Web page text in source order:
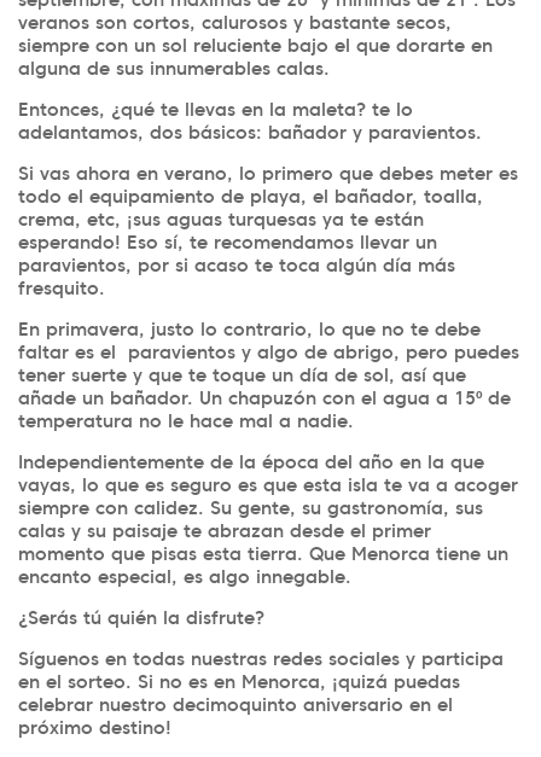
veranos son cortos, calurosos y bastante secos,
siempre con un sol reluciente bajo el que dorarte en
alguna de sus innumerables calas.
Entonces, ¿qué te llevas en la maleta? te lo
adelantamos, dos básicos: bañador y paravientos.
Si vas ahora en verano, lo primero que debes meter es
todo el equipamiento de playa, el bañador, toalla,
crema, etc, ¡sus aguas turquesas ya te están
esperando! Eso sí, te recomendamos llevar un
paravientos, por si acaso te toca algún día más
fresquito.
En primavera, justo lo contrario, lo que no te debe
faltar es el paravientos y algo de abrigo, pero puedes
tener suerte y que te toque un día de sol, así que
añade un bañador. Un chapuzón con el agua a 15º de
temperatura no le hace mal a nadie.
Independientemente de la época del año en la que
vayas, lo que es seguro es que esta isla te va a acoger
siempre con calidez. Su gente, su gastronomía, sus
calas y su paisaje te abrazan desde el primer
momento que pisas esta tierra. Que Menorca tiene un
encanto especial, es algo innegable.
¿Serás tú quién la disfrute?
Síguenos en todas nuestras redes sociales y participa
en el sorteo. Si no es en Menorca, ¡quizá puedas
celebrar nuestro decimoquinto aniversario en el
próximo destino!